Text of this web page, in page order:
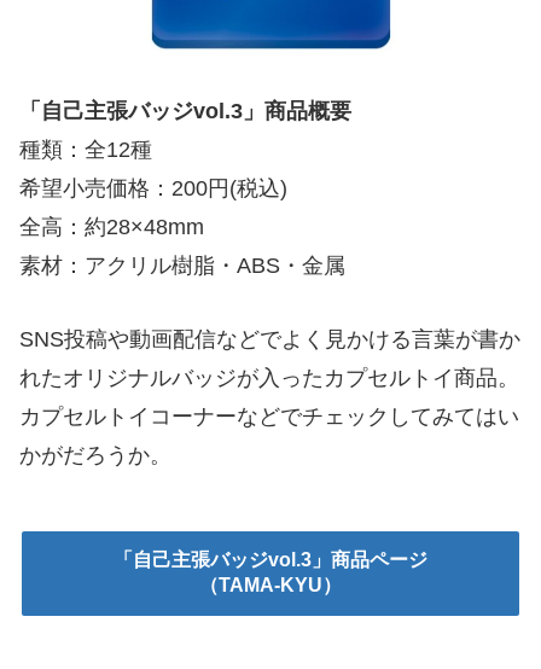
「自己主張バッジvol.3」商品概要
種類：全12種
希望小売価格：200円(税込)
全高：約28×48mm
素材：アクリル樹脂・ABS・金属
SNS投稿や動画配信などでよく見かける言葉が書か
れたオリジナルバッジが入ったカプセルトイ商品。
カプセルトイコーナーなどでチェックしてみてはい
かがだろうか。
「自己主張バッジvol.3」商品ページ
（TAMA-KYU）